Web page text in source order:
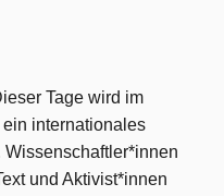
Tage wird im
internationales
und Aktivist*innen